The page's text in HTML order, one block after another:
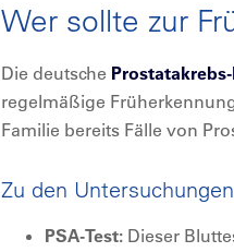
Wer sollte zur
Die deutsche
regelmäßige
Familie bereits Fälle von
Zu den
PSA-Test: Dieser